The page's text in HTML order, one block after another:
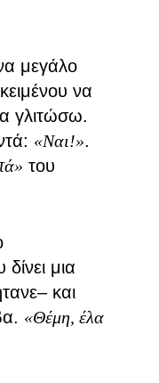
μεγάλο
να
γλιτώσω.
«Ναι!».
του
μια
και
«Θέμη, έλα